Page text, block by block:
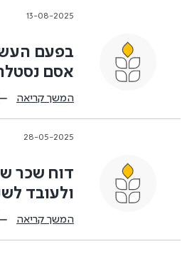
13-08-2025
בפעם
אסם
המשך קריאה
28-05-2025
דוח שכר
ולעובד לשנת
המשך קריאה